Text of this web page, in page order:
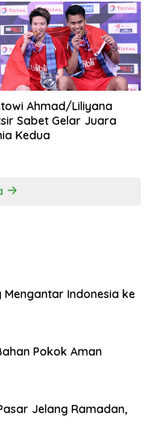
Ahmad/Liliyana
Sabet Gelar Juara
Kedua
Mengantar Indonesia ke
Pokok Aman
Jelang Ramadan,